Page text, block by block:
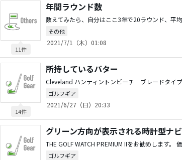
11件
年間ラウンド数
その他
2021/7/1（木）01:08
14件
所持しているパター
ゴルフギア
2021/6/27（日）20:33
グリーン方向が表示される時計型ナビ
ゴルフギア